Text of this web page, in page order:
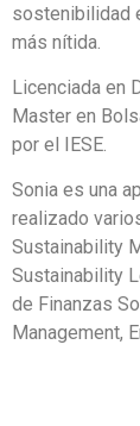
sostenibilidad
más nítida.
Licenciada en
Master en
por el IESE.
Sonia es una
realizado
Sustainability
Sustainability
de Finanzas
Management,